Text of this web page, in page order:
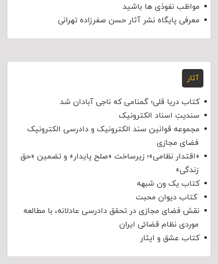
مواظب نفوذی‌ ها باشید
معرفی پایگاه نشر آثار حسن صفرزاده تهرانی
آثار
کتاب دریا قلی؛ گمنامی که ناجی آبادان شد
سندیتِ اسناد الکترونیک
مجموعه قوانین سند الکترونیک و دادرسی الکترونیک
فضای مجازی
«اقتدار نظامی»؛ زیرساخت «صلح پایدار» و تضمین «حق
زندگی»
کتاب یک ون شبهه
کتاب دیوان محبت
نقش فضای مجازی در تحقق دادرسی عادلانه، با مطالعه
موردی نظام قضائی ایران
کتاب عشق و ایثار